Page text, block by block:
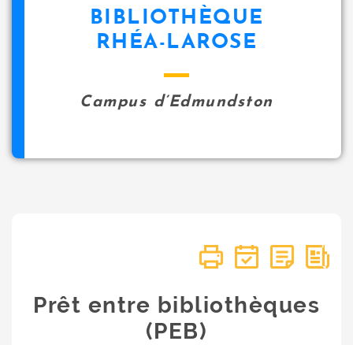
BIBLIOTHÈQUE
RHÉA-LAROSE
Campus d’Edmundston
Prêt entre bibliothèques
(PEB)